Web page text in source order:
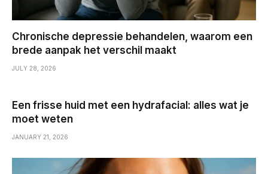
Chronische depressie behandelen, waarom een
brede aanpak het verschil maakt
JULY 28, 2026
Een frisse huid met een hydrafacial: alles wat je
moet weten
JANUARY 21, 2026